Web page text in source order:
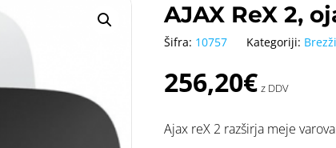
AJAX ReX 2,
256,20€ z DDV
Ajax reX 2 razširja meje
Šifra: 10757 Kategoriji: